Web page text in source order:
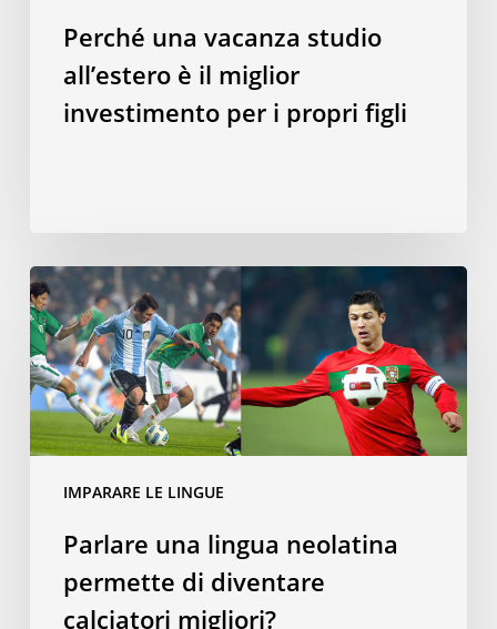
Perché una vacanza studio
all’estero è il miglior
investimento per i propri figli
IMPARARE LE LINGUE
Parlare
una
lingua
neolatina
permette
di
diventare
Parlare una lingua neolatina
permette di diventare
calciatori migliori?